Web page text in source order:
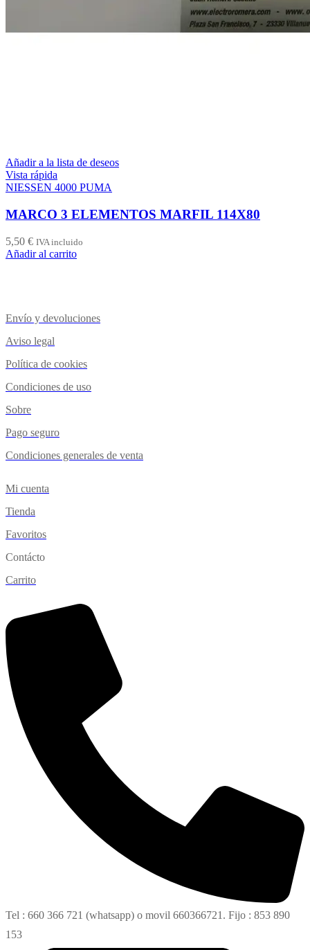
Añadir a la lista de deseos
Vista rápida
NIESSEN 4000 PUMA
MARCO 3 ELEMENTOS MARFIL 114X80
5,50 € IVA incluido
Añadir al carrito
Envío y devoluciones
Aviso legal
Política de cookies
Condiciones de uso
Sobre
Pago seguro
Condiciones generales de venta
Mi cuenta
Tienda
Favoritos
Contácto
Carrito
Tel : 660 366 721 (whatsapp) o movil 660366721. Fijo : 853 890
153